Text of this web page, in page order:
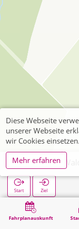
Fahrplanauskunft
Vossenack
Start Ziel
Suche Vossenack
Diese Webseite
unserer Webseite
wir Cookies einsetzen.
Mehr erfahren